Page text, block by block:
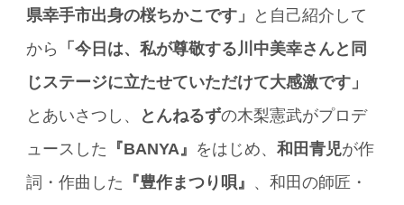
県幸手市出身の桜ちかこです」
と自己紹介して
から
「今日は、私が尊敬する川中美幸さんと同
じステージに立たせていただけて大感激です」
とあいさつし、
とんねるずの木梨憲武がプロデ
ュースした
『BANYA』 をはじめ、和田青児が作
詞・作曲した
『豊作まつり唄』 、和田の師匠・